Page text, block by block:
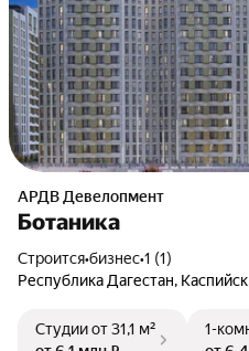
АРДВ Девелопмент
Ботаника
Строится•бизнес•1 (1)
Республика Дагестан,
Студииот 31,1 м²
1-